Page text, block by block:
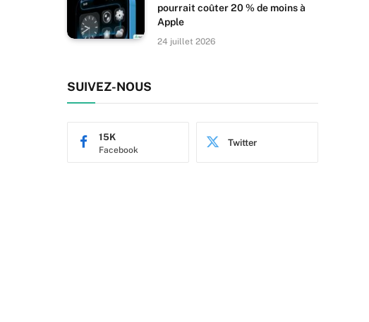
pourrait coûter 20 % de moins à
Apple
24 juillet 2026
SUIVEZ-NOUS
Facebook
15K Twitter